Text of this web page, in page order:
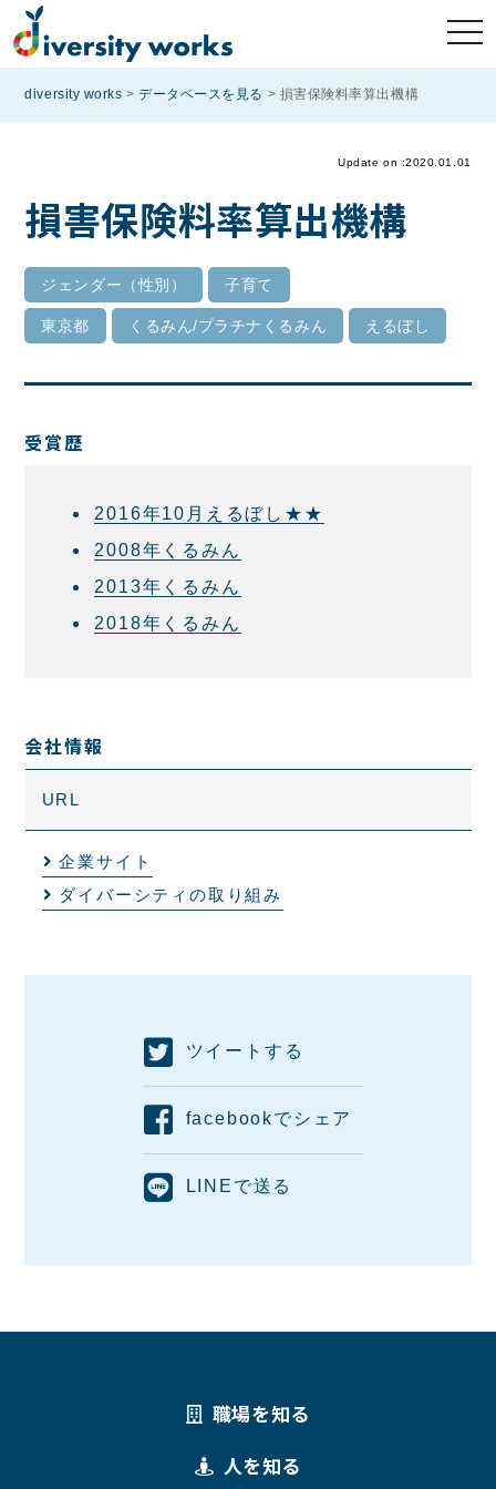
diversity works >データベースを見る > 損害保険料率算出機構
Update on :2020.01.01
損害保険料率算出機構
ジェンダー（性別） 子育て
東京都 くるみん/プラチナくるみん えるぼし
受賞歴
2016年10月えるぼし★★
2008年くるみん
2013年くるみん
2018年くるみん
会社情報
URL
企業サイト
ダイバーシティの取り組み
ツイートする
facebookでシェア
LINEで送る
職場を知る
人を知る